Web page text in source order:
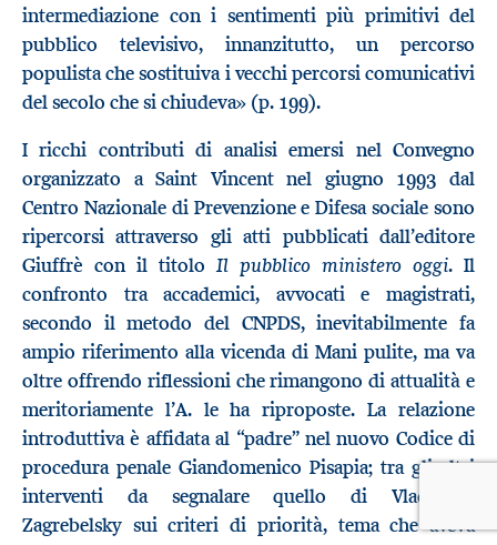
intermediazione con i sentimenti più primitivi del
pubblico televisivo, innanzitutto, un percorso
populista che sostituiva i vecchi percorsi comunicativi
del secolo che si chiudeva» (p. 199).
I ricchi contributi di analisi emersi nel Convegno
organizzato a Saint Vincent nel giugno 1993 dal
Centro Nazionale di Prevenzione e Difesa sociale sono
ripercorsi attraverso gli atti pubblicati dall’editore
Giuffrè con il titoloIl pubblico ministero oggi. Il
confronto tra accademici, avvocati e magistrati,
secondo il metodo del CNPDS, inevitabilmente fa
ampio riferimento alla vicenda di Mani pulite, ma va
oltre offrendo riflessioni che rimangono di attualità e
meritoriamente l’A. le ha riproposte. La relazione
introduttiva è affidata al “padre” nel nuovo Codice di
procedura penale Giandomenico Pisapia; tra gli altri
interventi da segnalare quello di Vladimiro
Zagrebelsky sui criteri di priorità, tema che aveva